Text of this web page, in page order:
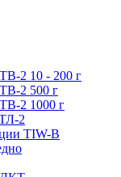
2 10 - 200 г
2 500 г
2 1000 г
2
TIW-B